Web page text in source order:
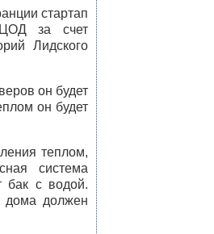
стартап
ЦОДза счет
Лидского
он будет
он будет
теплом,
система
бак с водой.
дома должен